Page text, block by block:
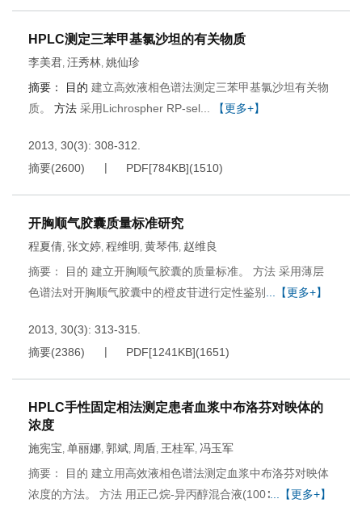
HPLC测定三苯甲基氯沙坦的有关物质
李美君, 汪秀林, 姚仙珍
摘要：
目的 建立高效液相色谱法测定三苯甲基氯沙坦有关物
质。 方法 采用Lichrospher RP-sel... 【更多+】
2013, 30(3): 308-312.
摘要(2600) PDF[784KB](1510)
开胸顺气胶囊质量标准研究
程夏倩, 张文婷, 程维明 , 黄琴伟, 赵维良
摘要： 目的 建立开胸顺气胶囊的质量标准。 方法 采用薄层
色谱法对开胸顺气胶囊中的橙皮苷进行定性鉴别
...【更多+】
2013, 30(3): 313-315.
摘要(2386) PDF[1241KB](1651)
HPLC手性固定相法测定患者血浆中布洛芬对映体的
浓度
施宪宝, 单丽娜, 郭斌, 周盾, 王桂军, 冯玉军
摘要： 目的 建立用高效液相色谱法测定血浆中布洛芬对映体
浓度的方法。 方法 用正己烷-异丙醇混合液(100∶ ...【更多+】